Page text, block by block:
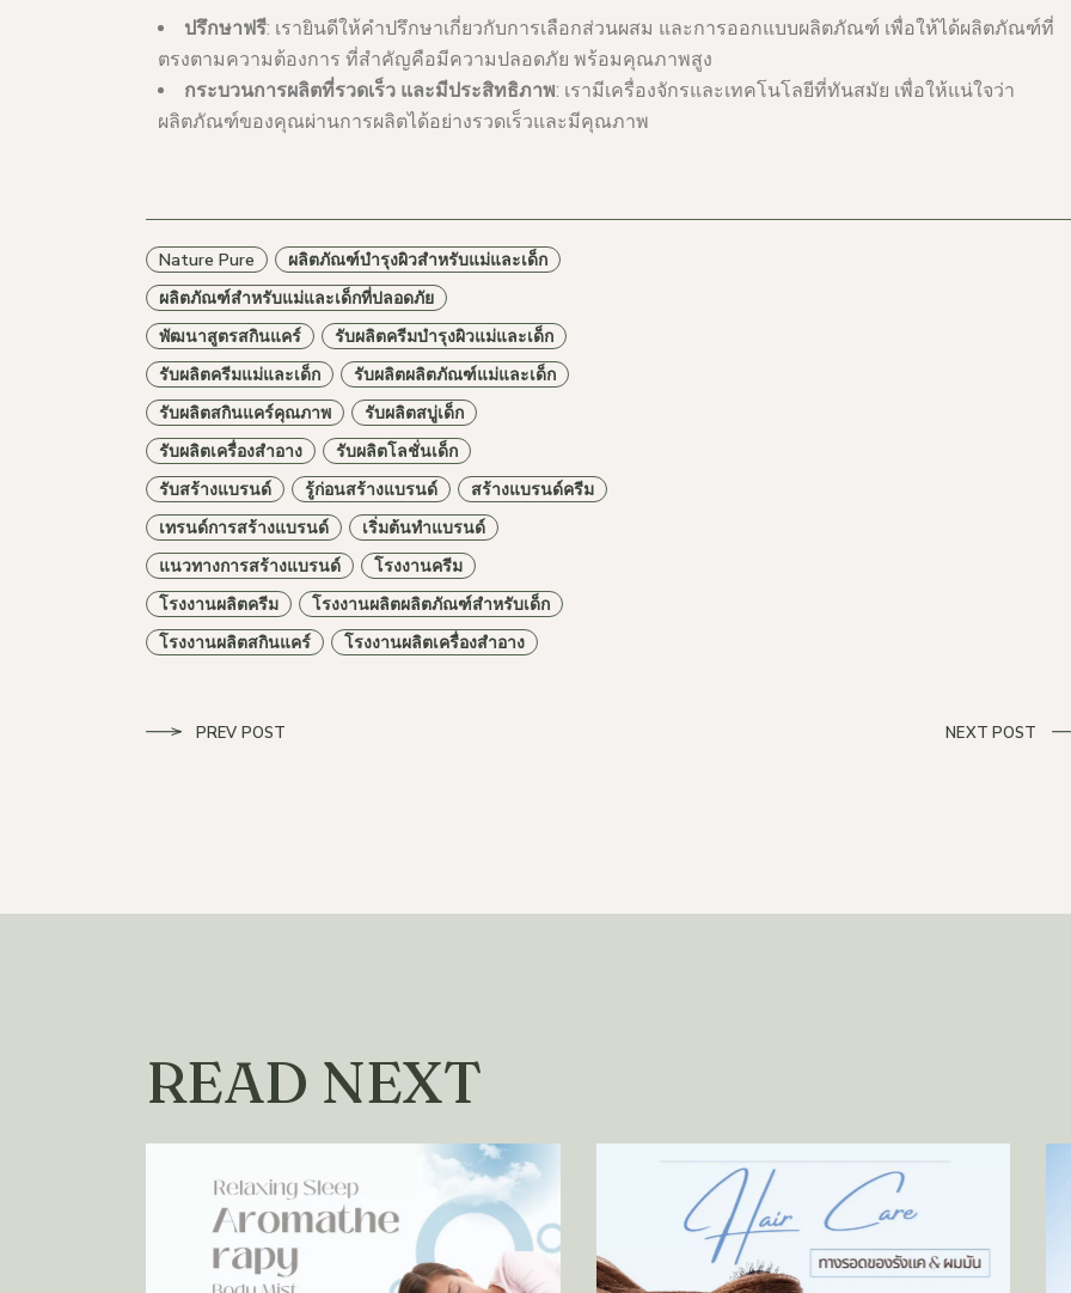
ปรึกษาฟรี: เรายินดีให้คำปรึกษาเกี่ยวกับการเลือกส่วนผสม และการออกแบบผลิตภัณฑ์ เพื่อให้ได้ผลิตภัณฑ์ที่
ตรงตามความต้องการ ที่สำคัญคือมีความปลอดภัย พร้อมคุณภาพสูง
กระบวนการผลิตที่รวดเร็ว และมีประสิทธิภาพ: เรามีเครื่องจักรและเทคโนโลยีที่ทันสมัย เพื่อให้แน่ใจว่า
ผลิตภัณฑ์ของคุณผ่านการผลิตได้อย่างรวดเร็วและมีคุณภาพ
Nature Pure
ผลิตภัณฑ์บำรุงผิวสำหรับแม่และเด็ก
ผลิตภัณฑ์สำหรับแม่และเด็กที่ปลอดภัย
พัฒนาสูตรสกินแคร์
รับผลิตครีมบำรุงผิวแม่และเด็ก
รับผลิตครีมแม่และเด็ก
รับผลิตผลิตภัณฑ์แม่และเด็ก
รับผลิตสกินแคร์คุณภาพ
รับผลิตสบู่เด็ก
รับผลิตเครื่องสำอาง
รับผลิตโลชั่นเด็ก
รับสร้างแบรนด์
รู้ก่อนสร้างแบรนด์
สร้างแบรนด์ครีม
เทรนด์การสร้างแบรนด์
เริ่มต้นทำแบรนด์
แนวทางการสร้างแบรนด์
โรงงานครีม
โรงงานผลิตครีม
โรงงานผลิตผลิตภัณฑ์สำหรับเด็ก
โรงงานผลิตสกินแคร์
โรงงานผลิตเครื่องสำอาง
PREV POST NEXT POST
READ NEXT